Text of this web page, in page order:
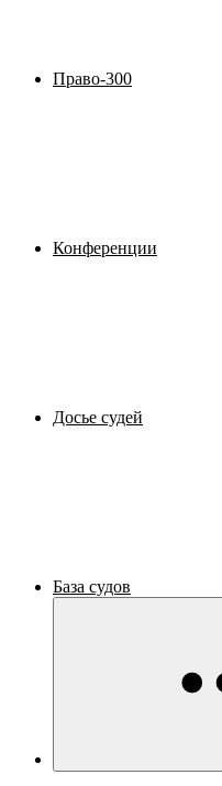
Право-300
Конференции
Досье судей
База судов